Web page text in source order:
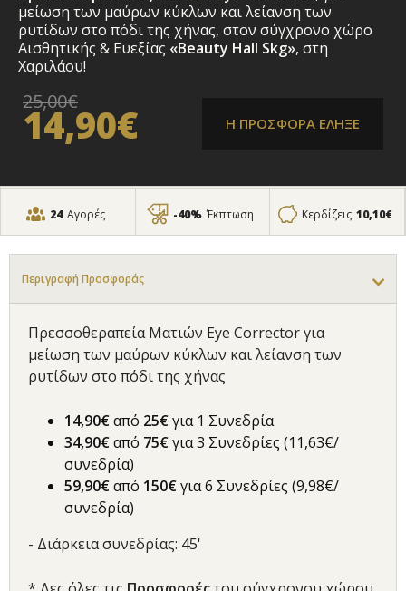
μείωση των μαύρων κύκλων και λείανση των
ρυτίδων στο πόδι της χήνας, στον σύγχρονο χώρο
Αισθητικής & Ευεξίας «Beauty Hall Skg», στη
Χαριλάου!
25,00€
14,90€ Η ΠΡΟΣΦΟΡΑ ΕΛΗΞΕ
24 Αγορές -40% Έκπτωση Κερδίζεις 10,10€
Περιγραφή Προσφοράς
Πρεσσοθεραπεία Ματιών Eye Corrector για
μείωση των μαύρων κύκλων και λείανση των
ρυτίδων στο πόδι της χήνας
14,90€από 25€για 1 Συνεδρία
34,90€από 75€για 3 Συνεδρίες (11,63€/
συνεδρία)
59,90€από 150€για 6 Συνεδρίες (9,98€/
συνεδρία)
- Διάρκεια συνεδρίας: 45'